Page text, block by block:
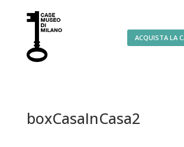
ACQUISTA LA
boxCasaInCasa2